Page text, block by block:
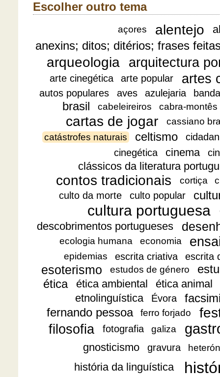
Escolher outro tema
açores alentejo
anexins; ditos; ditérios; frases
arqueologia arquitectura
arte cinegética arte popular artes
autos populares aves azulejaria
brasil cabeleireiros cabra-montês
cartas de jogar
cassiano
catástrofes naturais
celtismo
cinegética
cinema
clássicos da literatura
contos tradicionais cortiça
culto da morte culto popular
cultura portuguesa
descobrimentos portugueses
ecologia humana economia
epidemias escrita criativa escrita
esoterismo estudos de género
ética
ética ambiental
ética animal
etnolinguística
Évora
fernando pessoa
ferro forjado
filosofia
fotografia galiza
gnosticismo gravura
história da linguística